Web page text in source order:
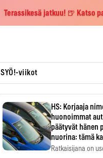
Terassikesä jatkuu! 🍺 Katso
SYÖ!-viikot
HS: Korjaaja
huonoimmat
päätyvät hänen
nuorina: tämä
Ratkaisijana on